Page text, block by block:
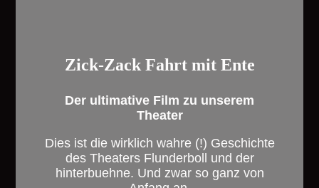
Zick-Zack Fahrt mit Ente
Der ultimative Film zu unserem
Theater
Dies ist die wirklich wahre (!) Geschichte
des Theaters Flunderboll und der
hinterbuehne. Und zwar so ganz von